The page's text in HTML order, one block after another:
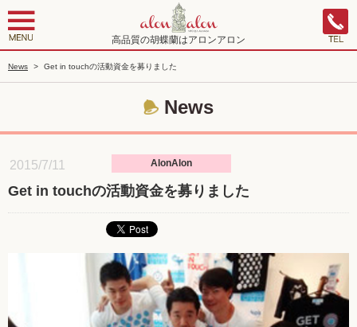
高品質の胡蝶蘭はアロンアロン
News > Get in touchの活動資金を募りました
News
2015/7/11 AlonAlon
Get in touchの活動資金を募りました